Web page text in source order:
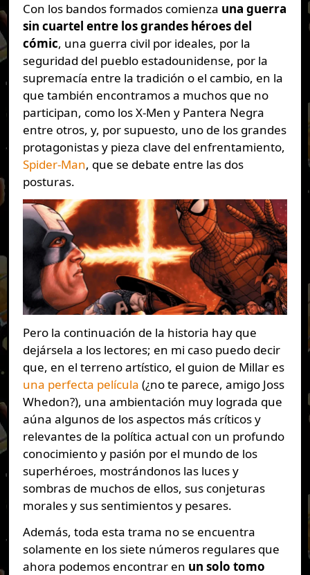
Con los bandos formados comienza una guerra
sin cuartel entre los grandes héroes del
cómic, una guerra civil por ideales, por la
seguridad del pueblo estadounidense, por la
supremacía entre la tradición o el cambio, en la
que también encontramos a muchos que no
participan, como los X-Men y Pantera Negra
entre otros, y, por supuesto, uno de los grandes
protagonistas y pieza clave del enfrentamiento,
Spider-Man, que se debate entre las dos
posturas.
Pero la continuación de la historia hay que
dejársela a los lectores; en mi caso puedo decir
que, en el terreno artístico, el guion de Millar es
una perfecta película (¿no te parece, amigo Joss
Whedon?), una ambientación muy lograda que
aúna algunos de los aspectos más críticos y
relevantes de la política actual con un profundo
conocimiento y pasión por el mundo de los
superhéroes, mostrándonos las luces y
sombras de muchos de ellos, sus conjeturas
morales y sus sentimientos y pesares.
Además, toda esta trama no se encuentra
solamente en los siete números regulares que
ahora podemos encontrar en un solo tomo